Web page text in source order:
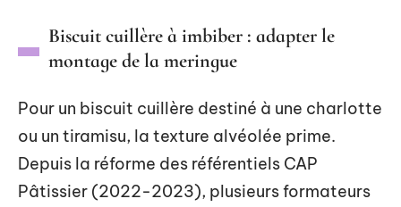
Biscuit cuillère à imbiber : adapter le
montage de la meringue
Pour un biscuit cuillère destiné à une charlotte
ou un tiramisu, la texture alvéolée prime.
Depuis la réforme des référentiels CAP
Pâtissier (2022-2023), plusieurs formateurs